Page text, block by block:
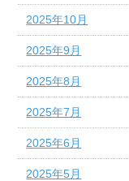
2025年10月
2025年9月
2025年8月
2025年7月
2025年6月
2025年5月